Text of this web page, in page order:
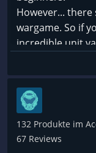
However...
wargame. So if
incredible unit
game is worth it
132 Produkte im
67 Reviews